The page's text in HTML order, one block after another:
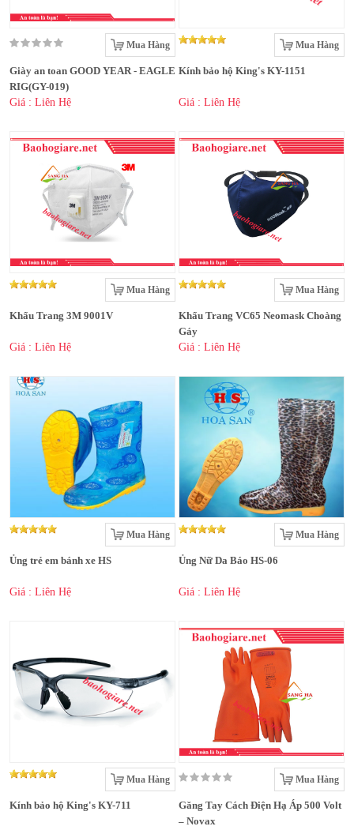
Mua Hàng
Giày an toan GOOD YEAR - EAGLE
RIG(GY-019)
Giá : Liên Hệ
Mua Hàng
Kính bảo hộ King's KY-1151
Giá : Liên Hệ
Mua Hàng
Khẩu Trang 3M 9001V
Giá : Liên Hệ
Mua Hàng
Khẩu Trang VC65 Neomask Choàng
Gáy
Giá : Liên Hệ
Mua Hàng
Ủng trẻ em bánh xe HS
Giá : Liên Hệ
Mua Hàng
Ủng Nữ Da Báo HS-06
Giá : Liên Hệ
Mua Hàng
Kính bảo hộ King's KY-711
Mua Hàng
Găng Tay Cách Điện Hạ Áp 500 Volt
– Novax